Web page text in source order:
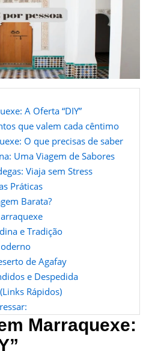
A Oferta “DIY”
que valem cada cêntimo
O que precisas de saber
Uma Viagem de Sabores
Viaja sem Stress
Práticas
Barata?
e Tradição
de Agafay
e Despedida
Rápidos)
Marraquexe: